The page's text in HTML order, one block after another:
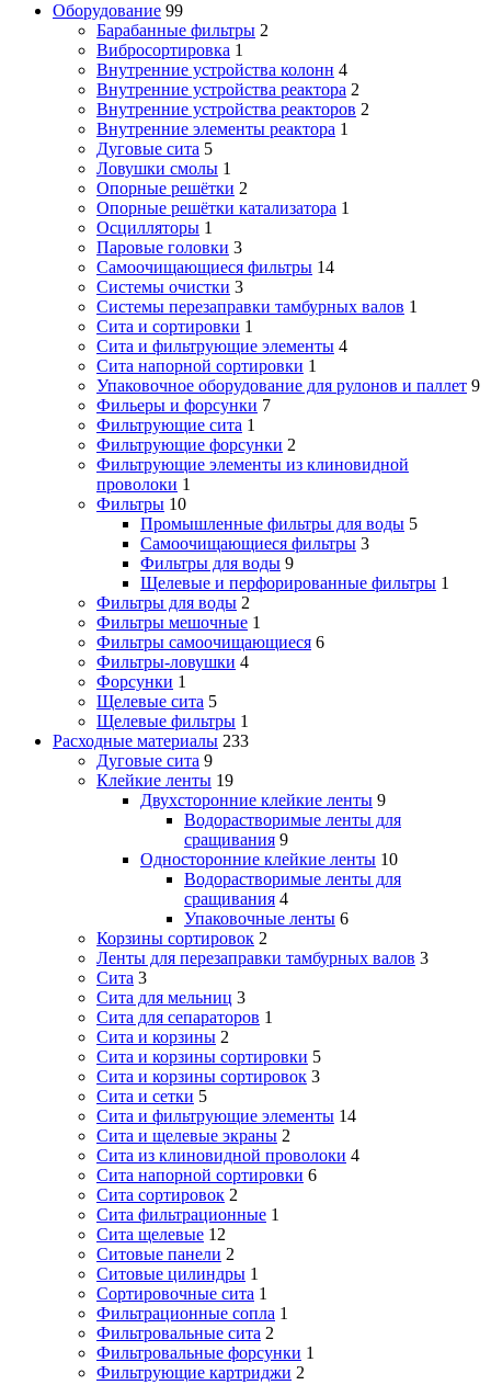
Оборудование 99
Барабанные фильтры 2
Вибросортировка 1
Внутренние устройства колонн 4
Внутренние устройства реактора 2
Внутренние устройства реакторов 2
Внутренние элементы реактора 1
Дуговые сита 5
Ловушки смолы 1
Опорные решётки 2
Опорные решётки катализатора 1
Осцилляторы 1
Паровые головки 3
Самоочищающиеся фильтры 14
Системы очистки 3
Системы перезаправки тамбурных валов 1
Сита и сортировки 1
Сита и фильтрующие элементы 4
Сита напорной сортировки 1
Упаковочное оборудование для рулонов и паллет 9
Фильеры и форсунки 7
Фильтрующие сита 1
Фильтрующие форсунки 2
Фильтрующие элементы из клиновидной
проволоки 1
Фильтры 10
Промышленные фильтры для воды 5
Самоочищающиеся фильтры 3
Фильтры для воды 9
Щелевые и перфорированные фильтры 1
Фильтры для воды 2
Фильтры мешочные 1
Фильтры самоочищающиеся 6
Фильтры-ловушки 4
Форсунки 1
Щелевые сита 5
Щелевые фильтры 1
Расходные материалы 233
Дуговые сита 9
Клейкие ленты 19
Двухсторонние клейкие ленты 9
Водорастворимые ленты для
сращивания 9
Односторонние клейкие ленты 10
Водорастворимые ленты для
сращивания 4
Упаковочные ленты 6
Корзины сортировок 2
Ленты для перезаправки тамбурных валов 3
Сита 3
Сита для мельниц 3
Сита для сепараторов 1
Сита и корзины 2
Сита и корзины сортировки 5
Сита и корзины сортировок 3
Сита и сетки 5
Сита и фильтрующие элементы 14
Сита и щелевые экраны 2
Сита из клиновидной проволоки 4
Сита напорной сортировки 6
Сита сортировок 2
Сита фильтрационные 1
Сита щелевые 12
Ситовые панели 2
Ситовые цилиндры 1
Сортировочные сита 1
Фильтрационные сопла 1
Фильтровальные сита 2
Фильтровальные форсунки 1
Фильтрующие картриджи 2